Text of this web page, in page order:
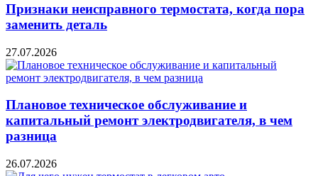
Признаки неисправного термостата, когда пора
заменить деталь
27.07.2026
Плановое техническое обслуживание и
капитальный ремонт электродвигателя, в чем
разница
26.07.2026